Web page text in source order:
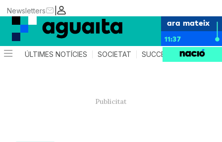
|
Newsletters
ara mateix
11:37
ÚLTIMES NOTÍCIES SOCIETAT SUCCESSOS AGENDA